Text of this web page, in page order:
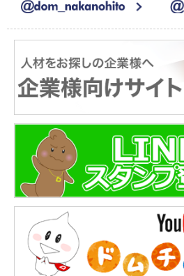
運営するするメディアで紹介されまし
2025年07月22日
≪メディア掲載≫ユニークキャリア株式
人キャリア協会にドム求人ナビが紹介さ